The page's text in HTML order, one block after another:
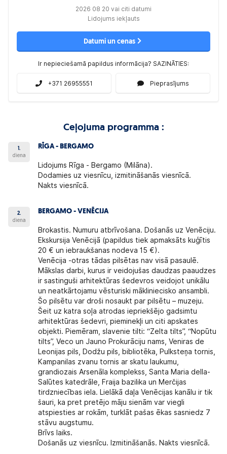
2026 08 20 vai citi datumi
Lidojums iekļauts
Datumi un cenas
Ir nepieciešamā papildus informācija? SAZINĀTIES:
+371 26955551 Pieprasījums
Ceļojuma programma :
1.
diena
RĪGA - BERGAMO
Lidojums Rīga - Bergamo (Milāna).
Dodamies uz viesnīcu, izmitināšanās viesnīcā.
Nakts viesnīcā.
2.
diena
BERGAMO - VENĒCIJA
Brokastis. Numuru atbrīvošana. Došanās uz Venēciju.
Ekskursija Venēcijā (papildus tiek apmaksāts kuģītis
20 € un iebraukšanas nodeva 15 €).
Venēcija -otras tādas pilsētas nav visā pasaulē.
Mākslas darbi, kurus ir veidojušas daudzas paaudzes
ir sastinguši arhitektūras šedevros veidojot unikālu
un neatkārtojamu vēsturiski mākliniecisko ansambli.
Šo pilsētu var droši nosaukt par pilsētu – muzeju.
Šeit uz katra soļa atrodas iepriekšējo gadsimtu
arhitektūras šedevri, pieminekļi un citi apskates
objekti. Piemēram, slavenie tilti: “Zelta tilts”, “Nopūtu
tilts”, Veco un Jauno Prokurāciju nams, Veniras de
Leonijas pils, Dodžu pils, bibliotēka, Pulksteņa tornis,
Kampanilas zvanu tornis ar skatu laukumu,
grandiozais Arsenāla komplekss, Santa Maria della-
Salūtes katedrāle, Fraija bazilika un Merčijas
tirdzniecības iela. Lielākā daļa Venēcijas kanālu ir tik
šauri, ka pret pretējo māju sienām var viegli
atspiesties ar rokām, turklāt pašas ēkas sasniedz 7
stāvu augstumu.
Brīvs laiks.
Došanās uz viesnīcu. Izmitināšanās. Nakts viesnīcā.